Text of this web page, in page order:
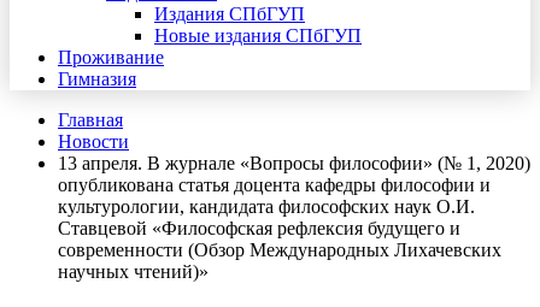
Издания СПбГУП
Новые издания СПбГУП
Проживание
Гимназия
Главная
Новости
13 апреля. В журнале «Вопросы философии» (№ 1, 2020)
опубликована статья доцента кафедры философии и
культурологии, кандидата философских наук О.И.
Ставцевой «Философская рефлексия будущего и
современности (Обзор Международных Лихачевских
научных чтений)»